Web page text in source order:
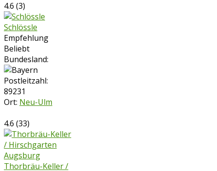
4.6 (3)
Schlössle
Empfehlung
Beliebt
Bundesland:
Postleitzahl:
89231
Ort: Neu-Ulm
4.6 (33)
Thorbräu-Keller /